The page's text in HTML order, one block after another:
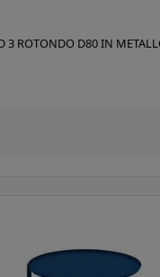
3 ROTONDO D80 IN